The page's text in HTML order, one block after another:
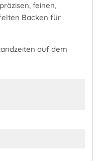
feinen,
Backen für
auf dem